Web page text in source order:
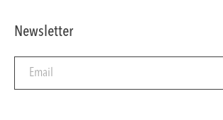
Newsletter